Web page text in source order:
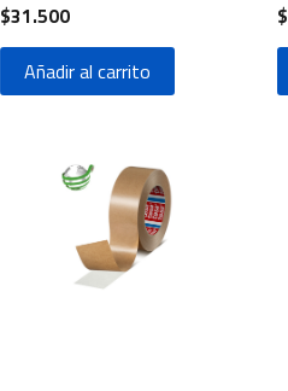
$31.500
Añadir al carrito
$